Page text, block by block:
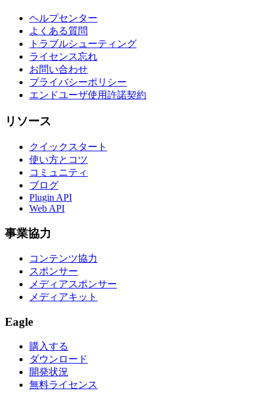
ヘルプセンター
よくある質問
トラブルシューティング
ライセンス忘れ
お問い合わせ
プライバシーポリシー
エンドユーザ使用許諾契約
リソース
クイックスタート
使い方とコツ
コミュニティ
ブログ
Plugin API
Web API
事業協力
コンテンツ協力
スポンサー
メディアスポンサー
メディアキット
Eagle
購入する
ダウンロード
開発状況
無料ライセンス